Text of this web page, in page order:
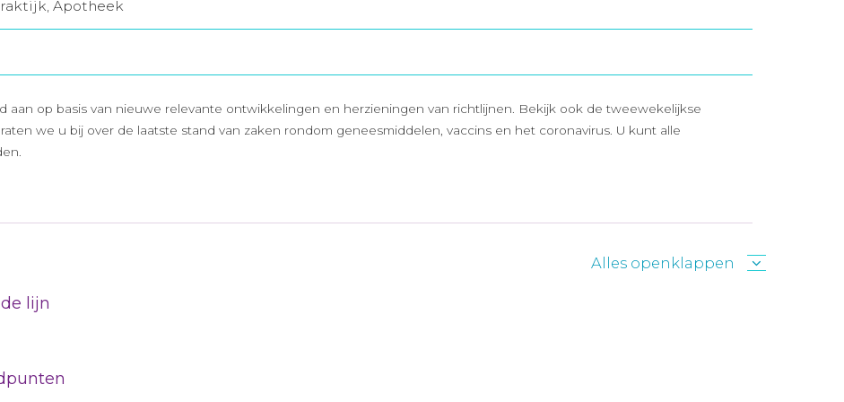
Apotheek
aan op basis van nieuwe relevante ontwikkelingen en herzieningen van richtlijnen. Bekijk ook de tweewekelijkse
we u bij over de laatste stand van zaken rondom geneesmiddelen, vaccins en het coronavirus. U kunt alle
Alles openklappen
lijn